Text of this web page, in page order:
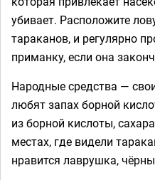
убивает. Расположите
тараканов, и регулярно
приманку, если она
Народные средства —
любят запах борной
из борной кислоты,
местах, где видели
нравится лаврушка,